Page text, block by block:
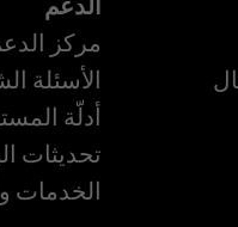
مركز
الأسئلة
أدلّة
تحديثات
الخدمات